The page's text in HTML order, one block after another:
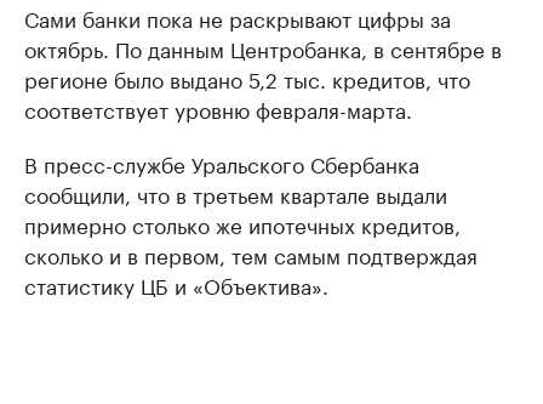
Сами банки пока не раскрывают цифры за
октябрь. По данным Центробанка, в сентябре в
регионе было выдано 5,2 тыс. кредитов, что
соответствует уровню февраля-марта.
В пресс-службе Уральского Сбербанка
сообщили, что в третьем квартале выдали
примерно столько же ипотечных кредитов,
сколько и в первом, тем самым подтверждая
статистику ЦБ и «Объектива».